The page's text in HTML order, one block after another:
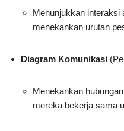
Menunjukkan interaksi
menekankan urutan
Diagram Komunikasi
Menekankan
mereka bekerja sama